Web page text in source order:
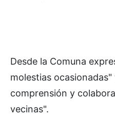
Desde la Comuna
molestias
comprensión y
vecinas".